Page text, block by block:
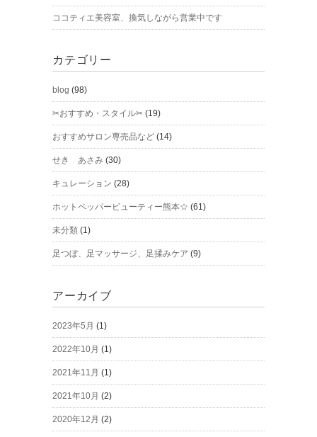
ココティエ美容室、換気しながら営業中です
カテゴリー
blog (98)
✂おすすめ・スタイル✂ (19)
おすすめサロン専売品など (14)
せき あさみ (30)
キュレーション (28)
ホットペッパービューティー熊本☆ (61)
未分類 (1)
足つぼ、足マッサージ、足揉みケア (9)
アーカイブ
2023年5月 (1)
2022年10月 (1)
2021年11月 (1)
2021年10月 (2)
2020年12月 (2)